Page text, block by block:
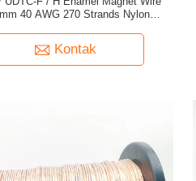
40 AWG 270 Strands Nylon
Kontak